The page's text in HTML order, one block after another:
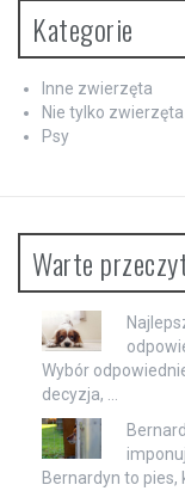
Kategorie
Inne zwierzęta
Nie tylko zwierzęta
Psy
Warte
Wybór
decyzja, …
Bernardyn to